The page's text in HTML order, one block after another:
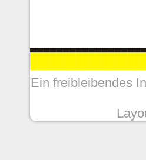
Ein freibleibendes